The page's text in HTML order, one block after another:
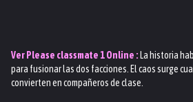
Ver Please classmate 1Online : La historia
para fusionar las dos facciones. El caos surge
convierten en compañeros de clase.